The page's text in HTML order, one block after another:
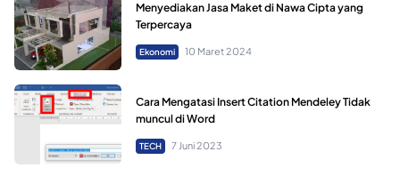
Menyediakan Jasa Maket di Nawa Cipta yang
Terpercaya
Ekonomi 10 Maret 2024
Cara Mengatasi Insert Citation Mendeley Tidak
muncul di Word
TECH 7 Juni 2023